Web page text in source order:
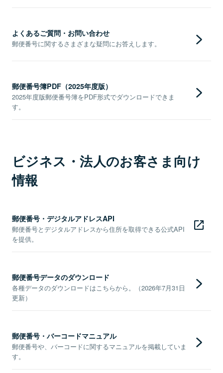
よくあるご質問・お問い合わせ
郵便番号に関するさまざまな疑問にお答えします。
郵便番号簿PDF（2025年度版）
2025年度版郵便番号簿をPDF形式でダウンロードできま
す。
ビジネス・法人のお客さま向け
情報
郵便番号・デジタルアドレスAPI
郵便番号とデジタルアドレスから住所を取得できる公式API
を提供。
郵便番号データのダウンロード
各種データのダウンロードはこちらから。（2026年7月31日
更新）
郵便番号・バーコードマニュアル
郵便番号や、バーコードに関するマニュアルを掲載していま
す。